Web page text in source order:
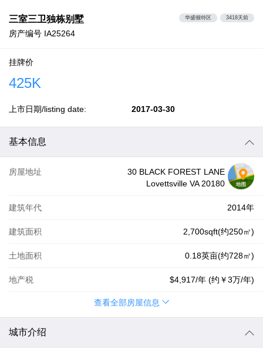
三室三卫独栋别墅
房产编号 IA25264
华盛顿特区 3418天前
挂牌价
425K
上市日期/listing date: 2017-03-30
基本信息
房屋地址
30 BLACK FOREST LANE
Lovettsville VA 20180
建筑年代 2014年
建筑面积 2,700sqft(约250㎡)
土地面积 0.18英亩(约728㎡)
地产税 $4,917/年 (约 ￥3万/年)
查看全部房屋信息
城市介绍